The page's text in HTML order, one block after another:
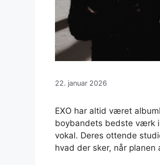
22. januar 2026
EXO har altid været
boybandets bedste værk i
vokal. Deres ottende
hvad der sker, når